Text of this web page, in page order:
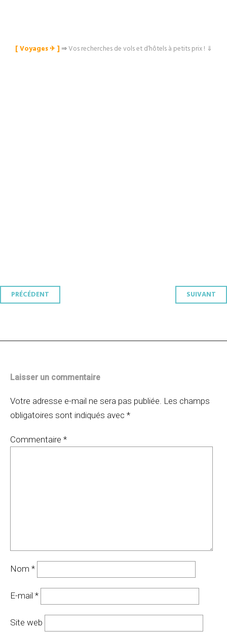
[ Voyages ✈︎ ]⇒Vos recherches de vols et d’hôtels à petits prix ! ⇓
Navigation
PRÉCÉDENT SUIVANT
Laisser un commentaire
Votre adresse e-mail ne sera pas publiée. Les champs
obligatoires sont indiqués avec *
Commentaire *
Nom *
E-mail *
Site web